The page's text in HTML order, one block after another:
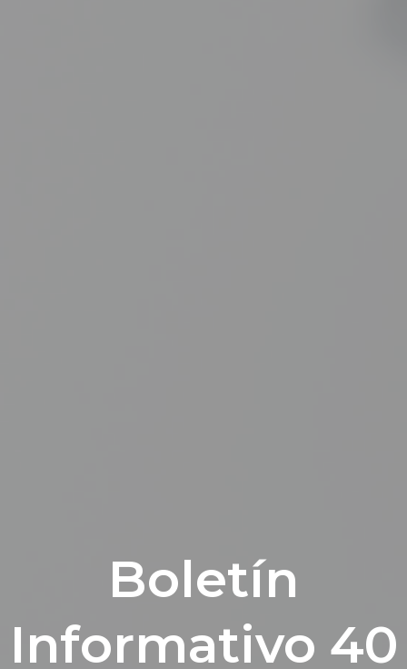
Boletín
Informativo 40